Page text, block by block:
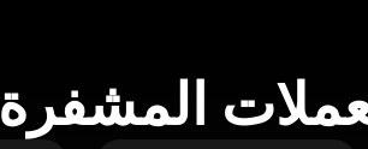
المشفرة